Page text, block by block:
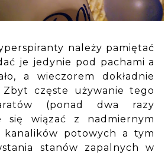
należy pamiętać
je jedynie pod pachami a
a wieczorem dokładnie
Zbyt częste używanie tego
(ponad dwa razy
się wiązać z nadmiernym
kanalików potowych a tym
stanów zapalnych w